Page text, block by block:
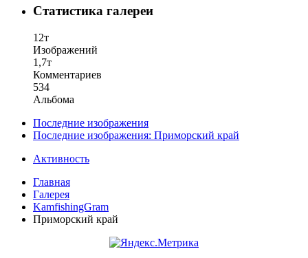
Статистика галереи
12т
Изображений
1,7т
Комментариев
534
Альбома
Последние изображения
Последние изображения: Приморский край
Активность
Главная
Галерея
KamfishingGram
Приморский край